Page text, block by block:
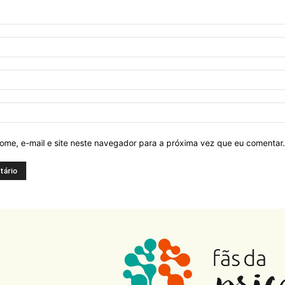
e-mail e site neste navegador para a próxima vez que eu comentar.